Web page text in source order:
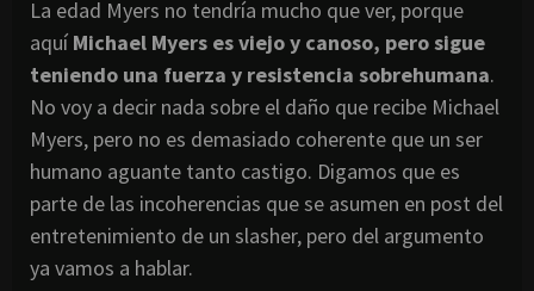
La edad Myers no tendría mucho que ver, porque
aquí Michael Myers es viejo y canoso, pero sigue
teniendo una fuerza y resistencia sobrehumana.
No voy a decir nada sobre el daño que recibe Michael
Myers, pero no es demasiado coherente que un ser
humano aguante tanto castigo. Digamos que es
parte de las incoherencias que se asumen en post del
entretenimiento de un slasher, pero del argumento
ya vamos a hablar.